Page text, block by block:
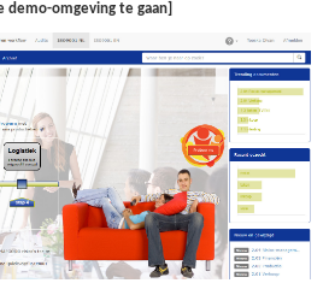
demo-omgeving te gaan]